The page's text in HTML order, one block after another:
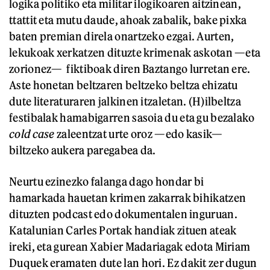
logika politiko eta militar ilogikoaren aitzinean,
ttattit eta mutu daude, ahoak zabalik, bake pixka
baten premian direla onartzeko ezgai. Aurten,
lekukoak xerkatzen dituzte krimenak askotan —eta
zorionez— fiktiboak diren Baztango lurretan ere.
Aste honetan beltzaren beltzeko beltza ehizatu
dute literaturaren jalkinen itzaletan. (H)ilbeltza
festibalak hamabigarren sasoia du eta gu bezalako
cold casezaleentzat urte oroz —edo kasik—
biltzeko aukera paregabea da.
Neurtu ezinezkofalanga dago hondar bi
hamarkada hauetan krimen zakarrak bihikatzen
dituzten podcast edo dokumentalen inguruan.
Katalunian Carles Portak handiak zituen ateak
ireki, eta gurean Xabier Madariagak edota Miriam
Duquek eramaten dute lan hori. Ez dakit zer dugun